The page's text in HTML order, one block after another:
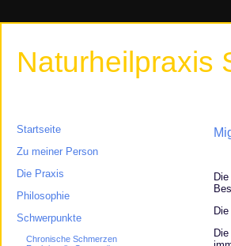
Naturheilpraxis
Startseite
Zu meiner Person
Die Praxis
Philosophie
Schwerpunkte
Chronische Schmerzen